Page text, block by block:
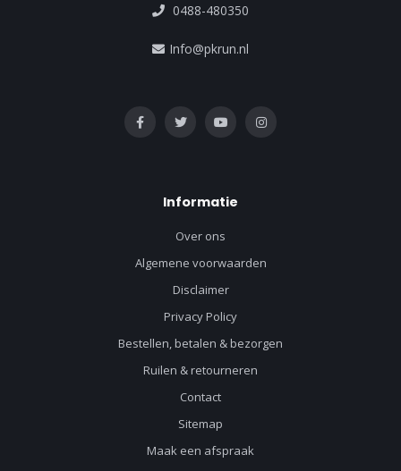
0488-480350
Info@pkrun.nl
Informatie
Over ons
Algemene voorwaarden
Disclaimer
Privacy Policy
Bestellen, betalen & bezorgen
Ruilen & retourneren
Contact
Sitemap
Maak een afspraak